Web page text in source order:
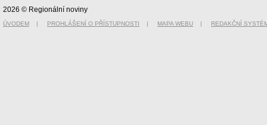
2026 © Regionální noviny
ÚVODEM | PROHLÁŠENÍ O PŘÍSTUPNOSTI | MAPA WEBU | REDAKČNÍ